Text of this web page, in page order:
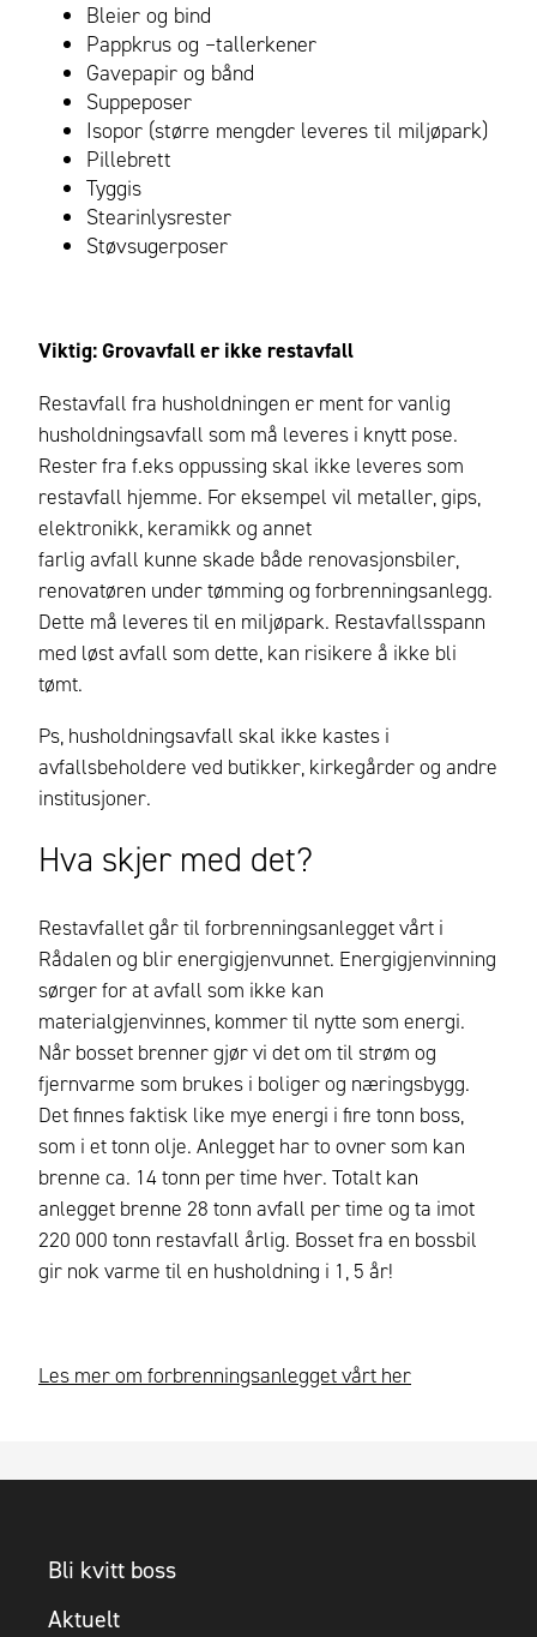
Bleier og bind
Pappkrus og –tallerkener
Gavepapir og bånd
Suppeposer
Isopor (større mengder leveres til miljøpark)
Pillebrett
Tyggis
Stearinlysrester
Støvsugerposer
Viktig: Grovavfall er ikke restavfall
Restavfall fra husholdningen er ment for vanlig
husholdningsavfall som må leveres i knytt pose.
Rester fra f.eks oppussing skal ikke leveres som
restavfall hjemme. For eksempel vil metaller, gips,
elektronikk, keramikk og annet
farlig avfall kunne skade både renovasjonsbiler,
renovatøren under tømming og forbrenningsanlegg.
Dette må leveres til en miljøpark. Restavfallsspann
med løst avfall som dette, kan risikere å ikke bli
tømt.
Ps, husholdningsavfall skal ikke kastes i
avfallsbeholdere ved butikker, kirkegårder og andre
institusjoner.
Hva skjer med det?
Restavfallet går til forbrenningsanlegget vårt i
Rådalen og blir energigjenvunnet. Energigjenvinning
sørger for at avfall som ikke kan
materialgjenvinnes, kommer til nytte som energi.
Når bosset brenner gjør vi det om til strøm og
fjernvarme som brukes i boliger og næringsbygg.
Det finnes faktisk like mye energi i fire tonn boss,
som i et tonn olje. Anlegget har to ovner som kan
brenne ca. 14 tonn per time hver. Totalt kan
anlegget brenne 28 tonn avfall per time og ta imot
220 000 tonn restavfall årlig. Bosset fra en bossbil
gir nok varme til en husholdning i 1, 5 år!
Les mer om forbrenningsanlegget vårt her
Bli kvitt boss
Aktuelt